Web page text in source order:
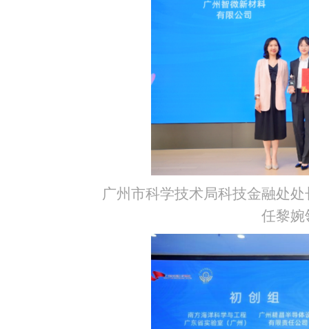
广州市科学技术局科技金融处
任黎婉